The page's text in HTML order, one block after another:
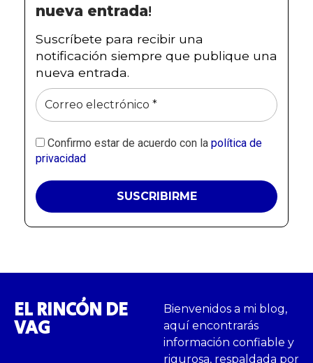
nueva entrada!
Suscríbete para recibir una
notificación siempre que publique una
nueva entrada.
Confirmo estar de acuerdo con la política de
privacidad
EL RINCÓN DE
VAG
Bienvenidos a mi blog,
aquí encontrarás
información confiable y
rigurosa, respaldada por